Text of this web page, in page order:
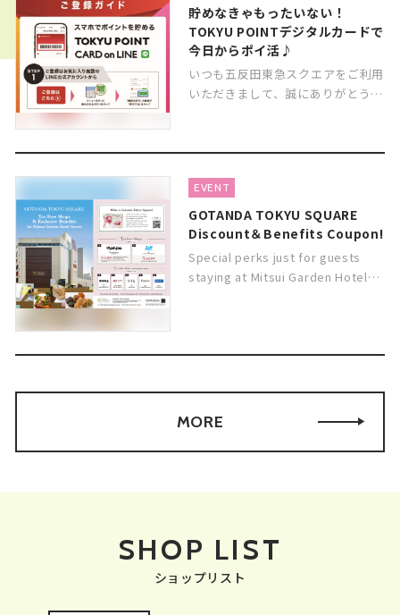
して、昨年よりもさらにひんやり℃
がパワーアップ！
お家のでんきを“お休み＝バカン
ス”させて、電力消費を抑え、環境
にもお財布にもやさしく、この夏特
＞
Tokyu Plus アプリをご利用中の方
はどなたでもご参加可能です！ひん
やり、おトクにTOKYU POINTをゲ
ット！
開催期間：2026年7月1日(水)～9月
ている方
TOKYU POINT 20ポイント/回加
算(おひとりさま1日1回1施設まで)
貯めなきゃもったいない！
TOKYU POINTデジタルカードで
今日からポイ活♪
いつも五反田東急スクエアをご利用
いただきまして、誠にありがとうご
五反田東急スクエアでは、一部の店
POINT CARDのご利用でTOKYU
POINTが貯まります！貯まったポイ
ントは、1ポイント＝1円として、レ
ジにて直接ご利用いただけます。
スマートフォンと連携するだけで、
ートに完結！
※ポイントの利用・キャンペーンへ
す。
EVENT
GOTANDA TOKYU SQUARE
Discount＆Benefits Coupon!
Special perks just for guests
staying at Mitsui Garden Hotel
participating stores in Gotanda
discounts and services!
dine at Gotanda Tōkyū Square.
MORE
SHOP LIST
ショップリスト